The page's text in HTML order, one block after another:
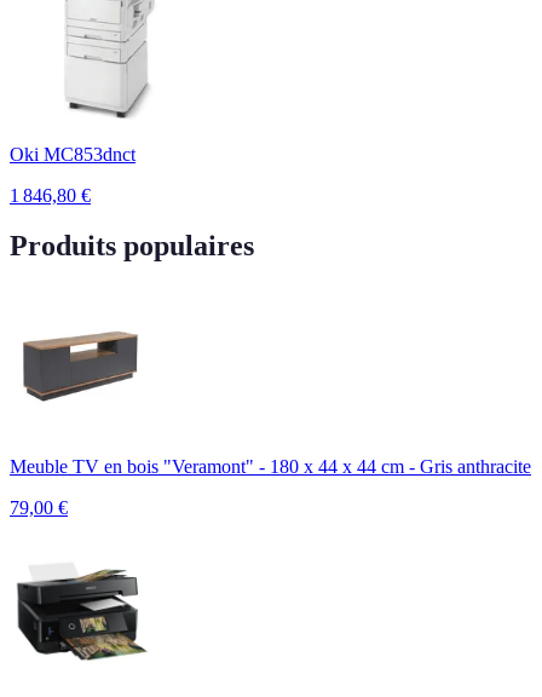
Oki MC853dnct
1 846,80 €
Produits populaires
Meuble TV en bois "Veramont" - 180 x 44 x 44 cm - Gris anthracite
79,00 €